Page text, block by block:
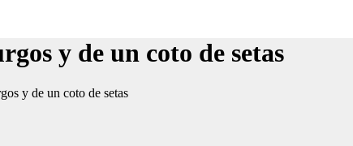
y de un coto de setas
y de un coto de setas